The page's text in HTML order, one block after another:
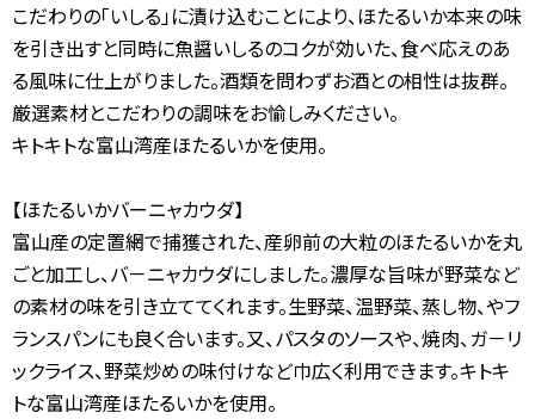
こだわりの「いしる」に漬け込むことにより、ほたるいか本来の味
を引き出すと同時に魚醤いしるのコクが効いた、食べ応えのあ
る風味に仕上がりました。酒類を問わずお酒との相性は抜群。
厳選素材とこだわりの調味をお愉しみください。
キトキトな富山湾産ほたるいかを使用。
【ほたるいかバーニャカウダ】
富山産の定置網で捕獲された、産卵前の大粒のほたるいかを丸
ごと加工し、バ－ニャカウダにしました。濃厚な旨味が野菜など
の素材の味を引き立ててくれます。生野菜、温野菜、蒸し物、やフ
ランスパンにも良く合います。又、パスタのソースや、焼肉、ガ－リ
ックライス、野菜炒めの味付けなど巾広く利用できます。キトキ
トな富山湾産ほたるいかを使用。